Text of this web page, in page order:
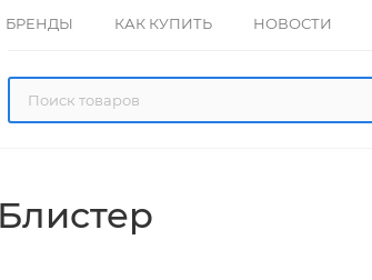
БРЕНДЫ КАК КУПИТЬ НОВОСТИ
Блистер